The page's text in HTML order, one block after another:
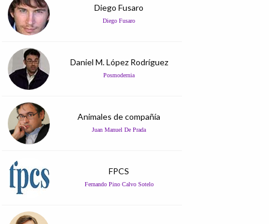
Diego Fusaro
Diego Fusaro
Daniel M. López Rodríguez
Posmodernia
Animales de compañía
Juan Manuel De Prada
FPCS
Fernando Pino Calvo Sotelo